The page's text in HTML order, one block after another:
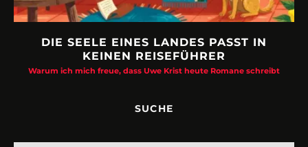
DIE SEELE EINES LANDES PASST IN
KEINEN REISEFÜHRER
Warum ich mich freue, dass Uwe Krist heute Romane schreibt
SUCHE